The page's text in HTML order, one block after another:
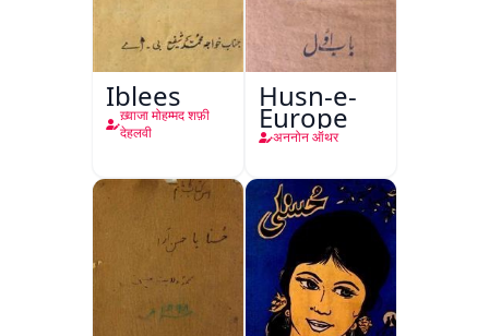
Iblees
ख़्वाजा मोहम्मद शफ़ी
देहलवी
Husn-e-
Europe
अननोन ऑथर